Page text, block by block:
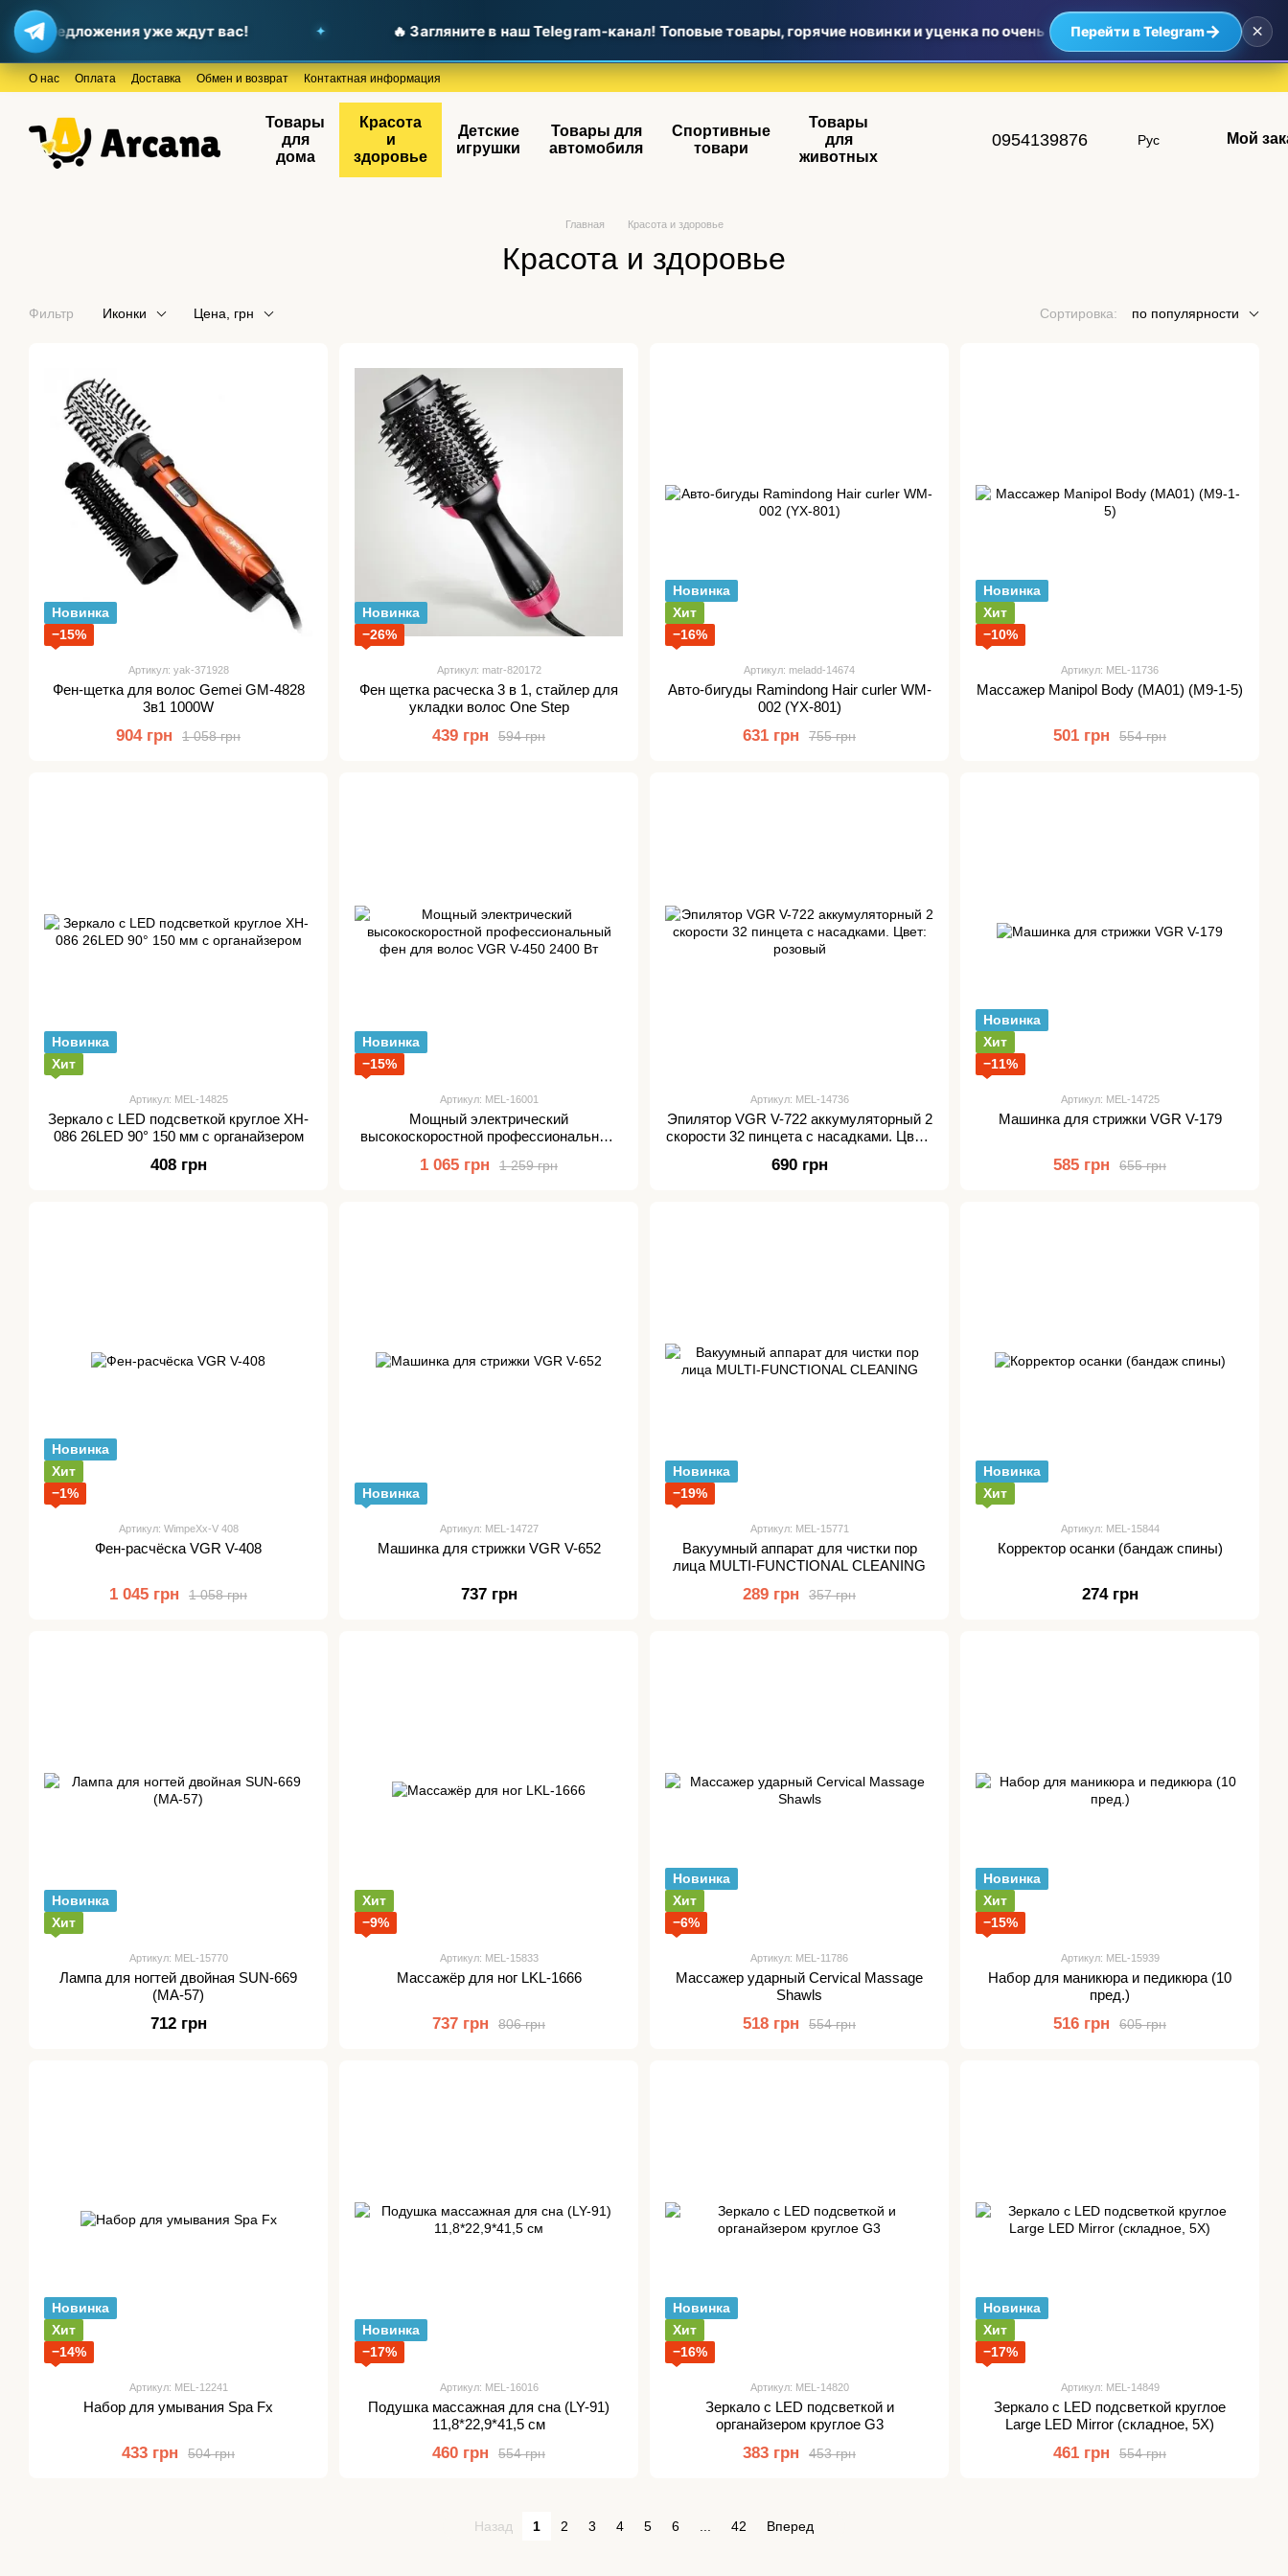
предложения уже ждут вас! 🔥 Загляните в наш Telegram-канал! Топовые товары, горячие новинки и уценка по очень приятным ценам — самые
Перейти в Telegram→ ×
Перейти к основному контенту
О нас Оплата Доставка Обмен и возврат Контактная информация
Товары
для
дома
Красота
и
здоровье
Детские
игрушки
Товары для
автомобиля
Спортивные
товари
Товары
для
животных
0954139876 Рус Мой
Главная Красота и здоровье
Красота и здоровье
Фильтр Иконки Цена, грн Сортировка: по популярности
Новинка
−15%
Артикул: yak-371928
Фен-щетка для волос Gemei GM-4828
3в1 1000W
1 058 грн
904 грн
Новинка
−26%
Артикул: matr-820172
Фен щетка расческа 3 в 1, стайлер для
укладки волос One Step
594 грн
439 грн
Новинка
Хит
−16%
Артикул: meladd-14674
Авто-бигуды Ramindong Hair curler WM-
002 (YX-801)
755 грн
631 грн
Новинка
Хит
−10%
Артикул: MEL-11736
Массажер Manipol Body (MA01) (M9-1-5)
554 грн
501 грн
Новинка
Хит
Артикул: MEL-14825
Зеркало с LED подсветкой круглое XH-
086 26LED 90° 150 мм с органайзером
408 грн
Новинка
−15%
Артикул: MEL-16001
Мощный электрический
высокоскоростной профессиональный
1 259 грн
1 065 грн
Артикул: MEL-14736
Эпилятор VGR V-722 аккумуляторный 2
скорости 32 пинцета с насадками. Цвет:
690 грн
Новинка
Хит
−11%
Артикул: MEL-14725
Машинка для стрижки VGR V-179
655 грн
585 грн
Новинка
Хит
−1%
Артикул: WimpeXx-V 408
Фен-расчёска VGR V-408
1 058 грн
1 045 грн
Новинка
Артикул: MEL-14727
Машинка для стрижки VGR V-652
737 грн
Новинка
−19%
Артикул: MEL-15771
Вакуумный аппарат для чистки пор
лица MULTI-FUNCTIONAL CLEANING
357 грн
289 грн
Новинка
Хит
Артикул: MEL-15844
Корректор осанки (бандаж спины)
274 грн
Новинка
Хит
Артикул: MEL-15770
Лампа для ногтей двойная SUN-669
(MA-57)
712 грн
Хит
−9%
Артикул: MEL-15833
Массажёр для ног LKL-1666
806 грн
737 грн
Новинка
Хит
−6%
Артикул: MEL-11786
Массажер ударный Cervical Massage
Shawls
554 грн
518 грн
Новинка
Хит
−15%
Артикул: MEL-15939
Набор для маникюра и педикюра (10
пред.)
605 грн
516 грн
Новинка
Хит
−14%
Артикул: MEL-12241
Набор для умывания Spa Fx
504 грн
433 грн
Новинка
−17%
Артикул: MEL-16016
Подушка массажная для сна (LY-91)
11,8*22,9*41,5 см
554 грн
460 грн
Новинка
Хит
−16%
Артикул: MEL-14820
Зеркало с LED подсветкой и
органайзером круглое G3
453 грн
383 грн
Новинка
Хит
−17%
Артикул: MEL-14849
Зеркало с LED подсветкой круглое
Large LED Mirror (складное, 5X)
554 грн
461 грн
Назад 1 2 3 4 5 6 42 Вперед